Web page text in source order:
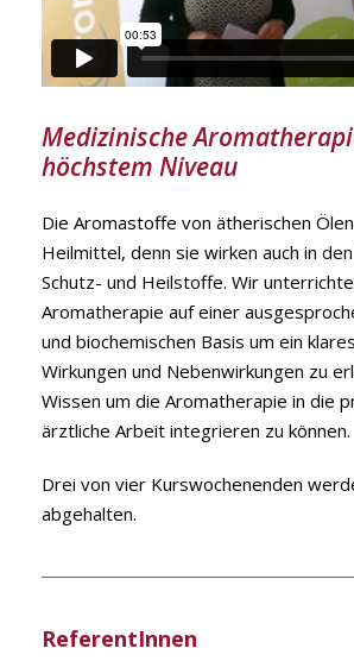
Medizinische
höchstem Niveau
Die Aromastoffe von ätherischen
Heilmittel, denn sie wirken auch in
Schutz- und Heilstoffe. Wir
Aromatherapie auf einer
und biochemischen Basis um ein
Wirkungen und Nebenwirkungen zu
Wissen um die Aromatherapie in die
ärztliche Arbeit integrieren zu können.
Drei von vier Kurswochenenden
abgehalten.
ReferentInnen